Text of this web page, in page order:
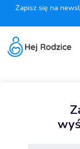
Zapisz się na